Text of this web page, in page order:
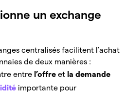
un exchange
centralisés facilitent l’achat
de deux manières :
entre l’offre et la demande
importante pour